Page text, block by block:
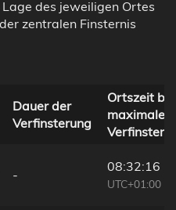
des jeweiligen Ortes
zentralen Finsternis
Dauer der
Verfinsterung
Ortszeit bei
maximaler
-
08:32:16
UTC+01:00